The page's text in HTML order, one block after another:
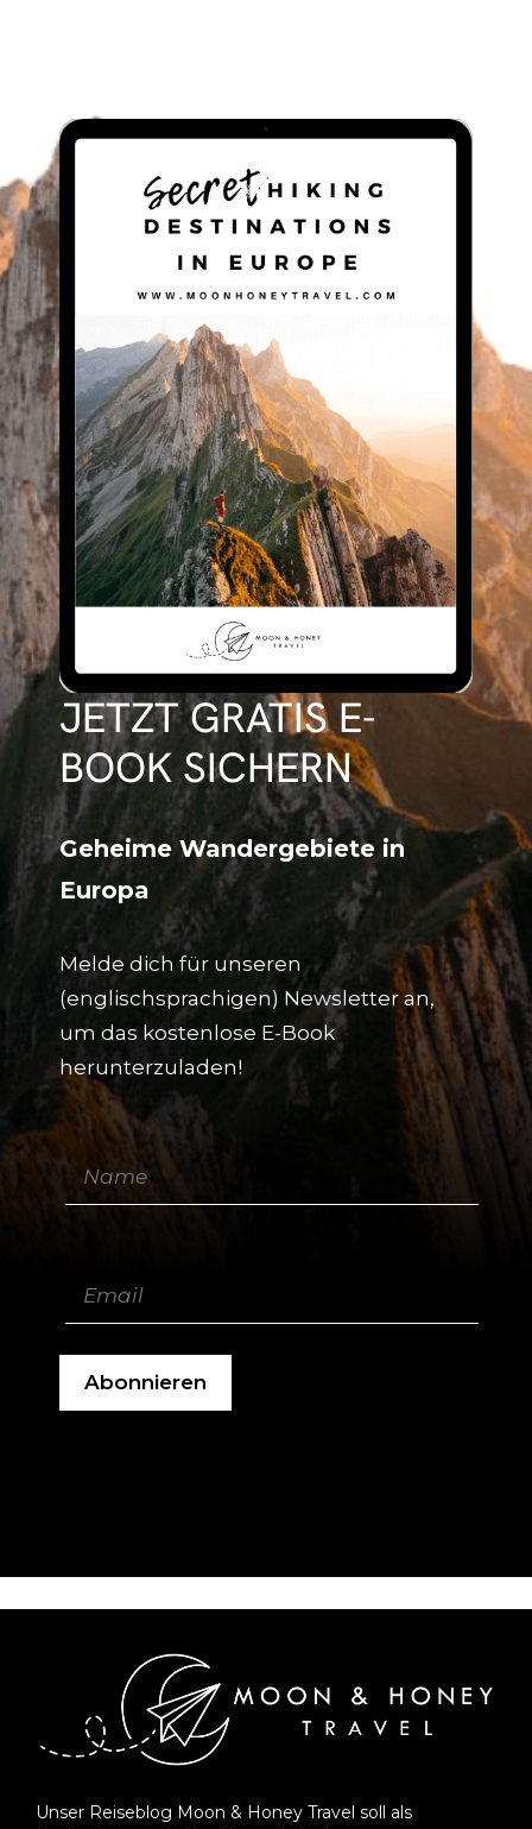
JETZT GRATIS E-
BOOK SICHERN
Geheime Wandergebiete in
Europa
Melde dich für unseren
(englischsprachigen) Newsletter an,
um das kostenlose E-Book
herunterzuladen!
Unser Reiseblog Moon & Honey Travel soll als